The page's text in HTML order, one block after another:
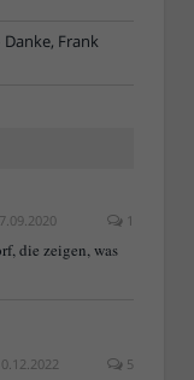
Frank
1
die zeigen, was
5